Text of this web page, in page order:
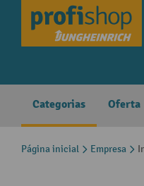
Saltar para a
Categorias Oferta
Página inicial Empresa